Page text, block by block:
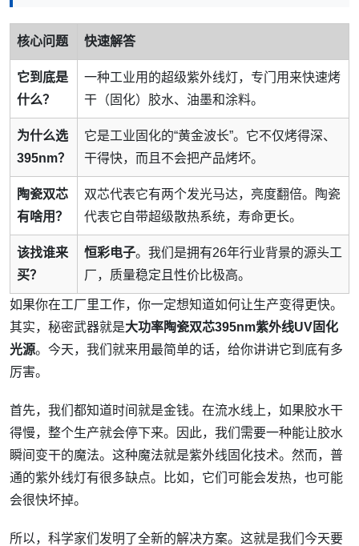
核心问题 快速解答
它到底是
什么？
一种工业用的超级紫外线灯，专门用来快速烤
干（固化）胶水、油墨和涂料。
为什么选
395nm？
它是工业固化的“黄金波长”。它不仅烤得深、
干得快，而且不会把产品烤坏。
陶瓷双芯
有啥用？
双芯代表它有两个发光马达，亮度翻倍。陶瓷
代表它自带超级散热系统，寿命更长。
该找谁来
买？
恒彩电子。我们是拥有26年行业背景的源头工
厂，质量稳定且性价比极高。
如果你在工厂里工作，你一定想知道如何让生产变得更快。
其实，秘密武器就是大功率陶瓷双芯395nm紫外线UV固化
光源。今天，我们就来用最简单的话，给你讲讲它到底有多
厉害。
首先，我们都知道时间就是金钱。在流水线上，如果胶水干
得慢，整个生产就会停下来。因此，我们需要一种能让胶水
瞬间变干的魔法。这种魔法就是紫外线固化技术。然而，普
通的紫外线灯有很多缺点。比如，它们可能会发热，也可能
会很快坏掉。
所以，科学家们发明了全新的解决方案。这就是我们今天要